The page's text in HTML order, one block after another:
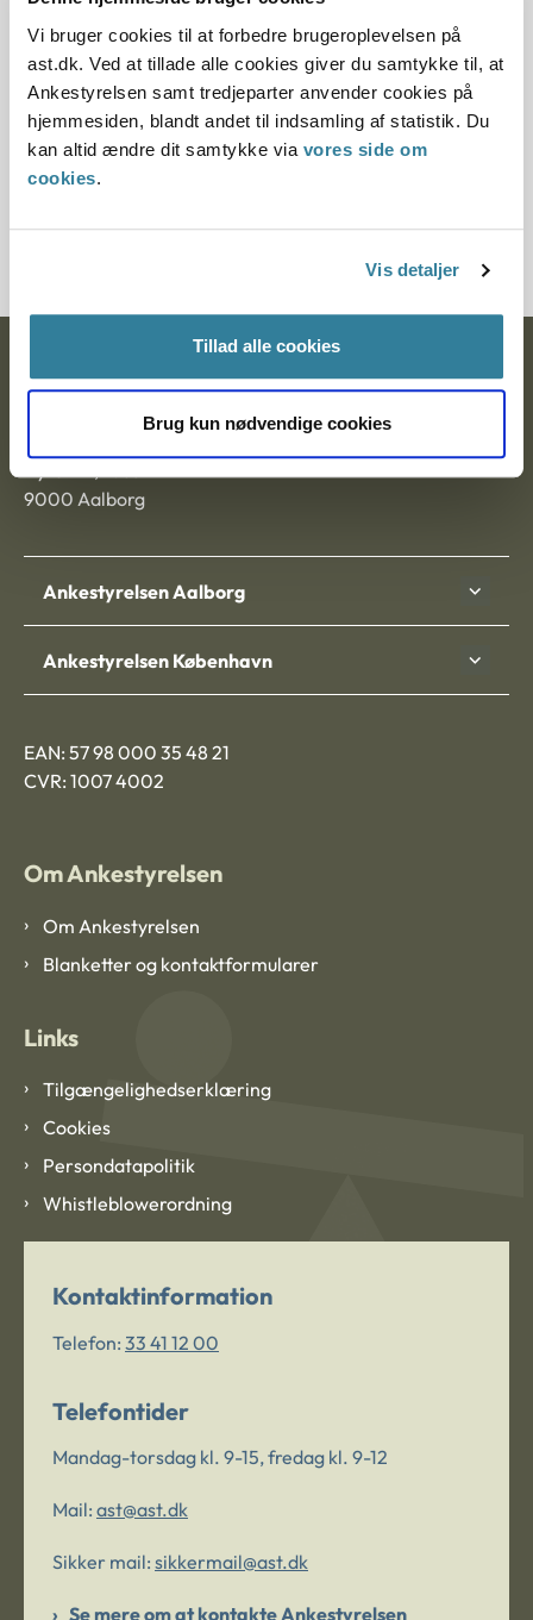
Vi bruger cookies til at forbedre brugeroplevelsen på
ast.dk. Ved at tillade alle cookies giver du samtykke til, at
Ankestyrelsen samt tredjeparter anvender cookies på
hjemmesiden, blandt andet til indsamling af statistik. Du
kan altid ændre dit samtykke via vores side om
cookies.
Vis detaljer
Tillad alle cookies
Brug kun nødvendige cookies
Paragraf
§ 17
Journalnummer
6200058-09
Ankestyrelsen
Nytorv 7, 2. sal
9000 Aalborg
Ankestyrelsen Aalborg
Ankestyrelsen København
EAN: 57 98 000 35 48 21
CVR: 1007 4002
Om Ankestyrelsen
Om Ankestyrelsen
Blanketter og kontaktformularer
Links
Tilgængelighedserklæring
Cookies
Persondatapolitik
Whistleblowerordning
Kontaktinformation
Telefon: 33 41 12 00
Telefontider
Mandag-torsdag kl. 9-15, fredag kl. 9-12
Mail: ast@ast.dk
Sikker mail: sikkermail@ast.dk
Se mere om at kontakte Ankestyrelsen